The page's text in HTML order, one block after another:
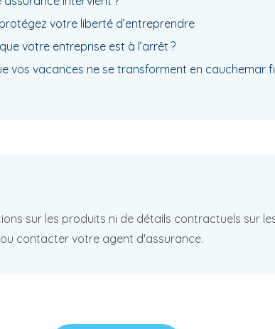
votre liberté d’entreprendre
votre entreprise est à l’arrêt ?
vos vacances ne se transforment en cauchemar
sur les produits ni de détails contractuels sur
contacter votre agent d'assurance.